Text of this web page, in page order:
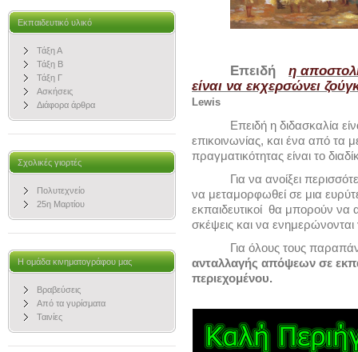
Εκπαιδευτικό υλικό
Τάξη Α
Τάξη Β
Τάξη Γ
Ασκήσεις
Διάφορα άρθρα
Σχολικές γιορτές
Πολυτεχνείο
25η Μαρτίου
Η ομάδα κινηματογράφου μας
Βραβεύσεις
Από τα γυρίσματα
Ταινίες
Επειδή
η
είναι να εκχερσώνει
Lewis
Επειδή η διδασκαλία
επικοινωνίας, και ένα από τα
πραγματικότητας είναι το
Για να ανοίξει
να μεταμορφωθεί σε μια
εκπαιδευτικοί θα μπορούν να
σκέψεις και να
Για όλους τους
ανταλλαγής απόψεων σε
περιεχομένου.